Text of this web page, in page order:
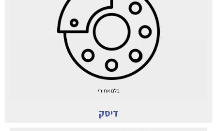
בלם אחורי
דיסק